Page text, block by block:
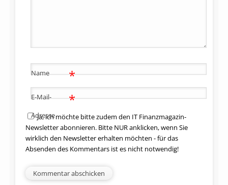
Name *
E-Mail-
Adresse
*
Ja, ich möchte bitte zudem den IT Finanzmagazin-
Newsletter abonnieren. Bitte NUR anklicken, wenn Sie
wirklich den Newsletter erhalten möchten - für das
Absenden des Kommentars ist es nicht notwendig!